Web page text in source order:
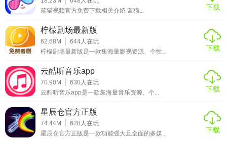
到符合自己口味的剧集。
2. 创建收藏列表：将自己喜欢的电视剧添加到收藏列表中，
方便下次快速找到并观看，还能随时查看自己的收藏进度，
不错过任何一部好剧。
3. 参与社区活动：积极参与平台社区举办的各种活动，如剧
评征集、剧情猜测等，与其他用户互动交流，赢取丰厚的奖
4. 分享观影链接：将自己正在观看的精彩电视剧剧集链接分
享给朋友，邀请他们一起观看，共同感受剧情的魅力，还能
蓝猫视频官方免费下载相关介绍 蓝猫...
下载
柠檬剧场最新版
62.68M 644 人在玩
柠檬剧场最新版是一款集海量影视资源、个性...
下载
云酷听音乐app
70.90M 630 人在玩
云酷听音乐app是一款集海量音乐资源、个...
下载
星辰仓官方正版
74.44M 628 人在玩
星辰仓官方正版是一款功能强大且全面的多媒...
下载